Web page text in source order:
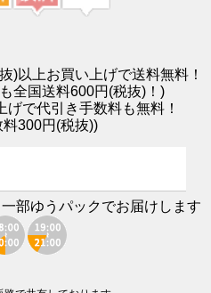
)以上お買い上げで送料無料！
全国送料600円(税抜)！)
で代引き手数料も無料！
300円(税抜))
部ゆうパックでお届けします